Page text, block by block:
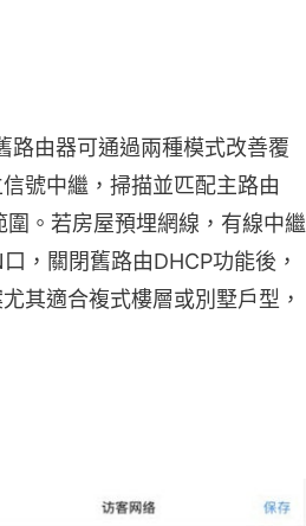
路由器可通過兩種模式改善覆
號中繼，掃描並匹配主路由
。若房屋預埋網線，有線中繼
，關閉舊路由DHCP功能後，
其適合複式樓層或別墅戶型，